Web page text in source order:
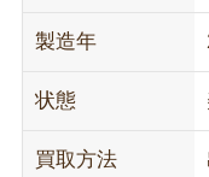
製造年
状態
買取方法